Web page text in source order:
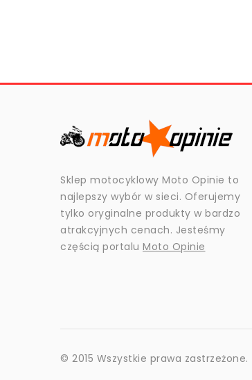
Sklep motocyklowy Moto Opinie to
najlepszy wybór w sieci. Oferujemy
tylko oryginalne produkty w bardzo
atrakcyjnych cenach. Jesteśmy
częścią portalu Moto Opinie
© 2015 Wszystkie prawa zastrzeżone.